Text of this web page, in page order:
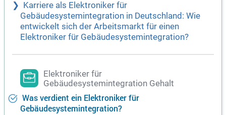
Karriere als Elektroniker für
Gebäudesystemintegration in Deutschland: Wie
entwickelt sich der Arbeitsmarkt für einen
Elektroniker für Gebäudesystemintegration?
Elektroniker für
Gebäudesystemintegration Gehalt
Was verdient ein Elektroniker für
Gebäudesystemintegration?